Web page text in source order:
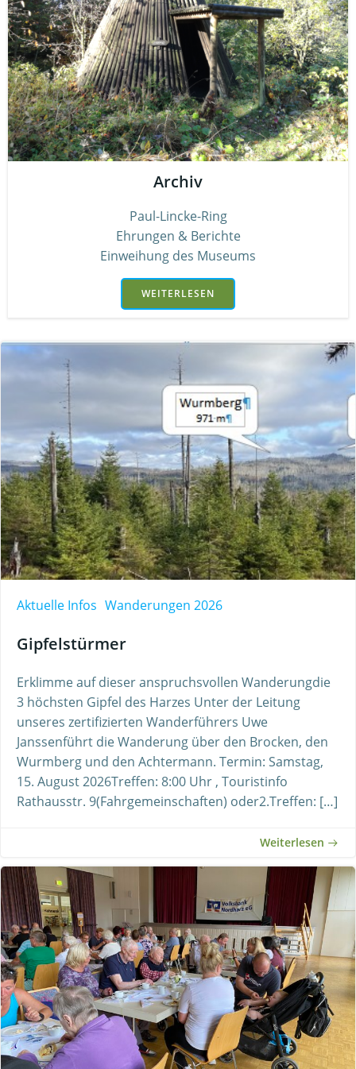
Archiv
Paul-Lincke-Ring
Ehrungen & Berichte
Einweihung des Museums
WEITERLESEN
Aktuelle Infos Wanderungen 2026
Gipfelstürmer
Erklimme auf dieser anspruchsvollen Wanderungdie
3 höchsten Gipfel des Harzes Unter der Leitung
unseres zertifizierten Wanderführers Uwe
Janssenführt die Wanderung über den Brocken, den
Wurmberg und den Achtermann. Termin: Samstag,
15. August 2026Treffen: 8:00 Uhr , Touristinfo
Rathausstr. 9(Fahrgemeinschaften) oder2.Treffen: […]
Weiterlesen